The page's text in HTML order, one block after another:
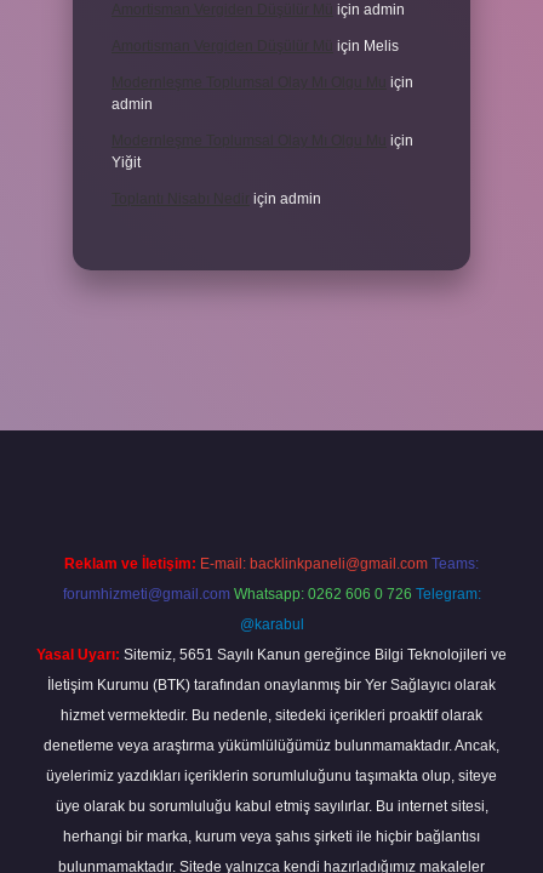
için admin
için Melis
için
admin
için
Yiğit
için admin
Reklam ve İletişim: E-mail: backlinkpaneli@gmail.com Teams:
forumhizmeti@gmail.com Whatsapp: 0262 606 0 726 Telegram:
@karabul
Yasal Uyarı: Sitemiz, 5651 Sayılı Kanun gereğince Bilgi Teknolojileri ve
İletişim Kurumu (BTK) tarafından onaylanmış bir Yer Sağlayıcı olarak
hizmet vermektedir. Bu nedenle, sitedeki içerikleri proaktif olarak
denetleme veya araştırma yükümlülüğümüz bulunmamaktadır. Ancak,
üyelerimiz yazdıkları içeriklerin sorumluluğunu taşımakta olup, siteye
üye olarak bu sorumluluğu kabul etmiş sayılırlar. Bu internet sitesi,
herhangi bir marka, kurum veya şahıs şirketi ile hiçbir bağlantısı
bulunmamaktadır. Sitede yalnızca kendi hazırladığımız makaleler